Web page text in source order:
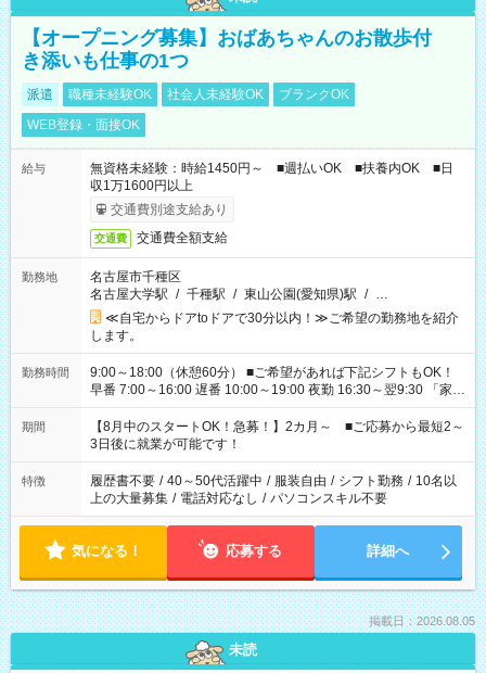
【オープニング募集】おばあちゃんのお散歩付
き添いも仕事の1つ
派遣 職種未経験OK 社会人未経験OK
ブランクOK
WEB登録・面接OK
給与
無資格未経験：時給1450円～ ■週払いOK ■扶養内OK ■日
収1万1600円以上
交通費別途支給あり
交通費 交通費全額支給
勤務地
名古屋市千種区
名古屋大学駅 / 千種駅 / 東山公園(愛知県)駅 / …
≪自宅からドアtoドアで30分以内！≫ご希望の勤務地を紹介
します。
勤務時間
9:00～18:00（休憩60分） ■ご希望があれば下記シフトもOK！
早番 7:00～16:00 遅番 10:00～19:00 夜勤 16:30～翌9:30 「家族
と休みを合わせたい」 「余裕を持って夕飯の準備がしたい」
「できれば残業はしたくない」 など、ご希望を教えてください
ね。 ※Wワーク希望の方へ 今ご覧のお仕事で希望する勤務時間
と、もう1つのお仕事の勤務時間。 合計で週40時間を超える場
合は応募できません。
期間
【8月中のスタートOK！急募！】2カ月～ ■ご応募から最短2～
3日後に就業が可能です！
特徴 履歴書不要 / 40～50代活躍中 / 服装自由 / シフト勤務 / 10名以
上の大量募集 / 電話対応なし / パソコンスキル不要
気になる！ 応募する 詳細へ
掲載日：2026.08.05
未読